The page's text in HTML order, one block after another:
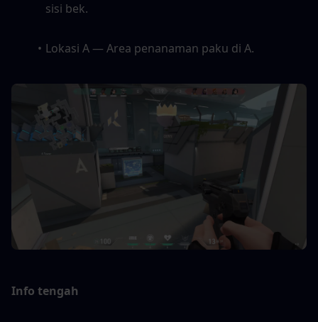
sisi bek.
Lokasi A — Area penanaman paku di A.
Info tengah